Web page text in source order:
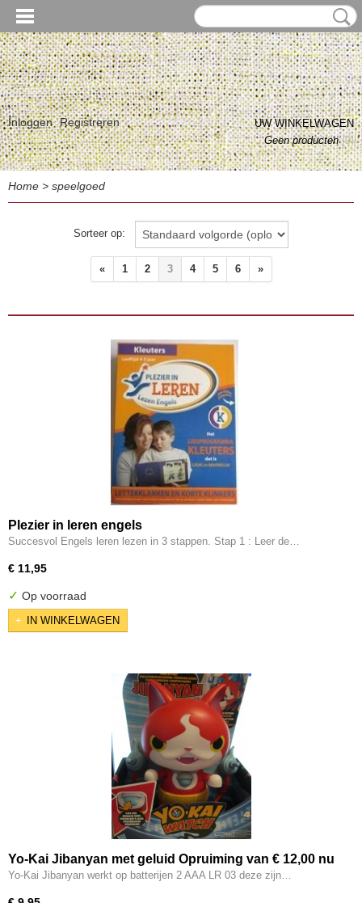
Inloggen Registreren
UW WINKELWAGEN
Geen producten(0)
Home > speelgoed
Sorteer op:
« 1 2 3 4 5 6 »
Plezier in leren engels
Succesvol Engels leren lezen in 3 stappen. Stap 1 : Leer de…
€ 11,95
✓ Op voorraad
IN WINKELWAGEN
Yo-Kai Jibanyan met geluid Opruiming van € 12,00 nu
voor € 9,95
Yo-Kai Jibanyan werkt op batterijen 2 AAA LR 03 deze zijn…